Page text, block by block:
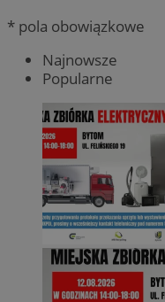
* pola obowiązkowe
Najnowsze
Popularne